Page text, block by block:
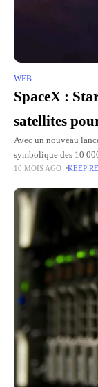
WEB
SpaceX :
satellites
Avec un nouveau
symbolique des 10
franchie avec le 132e
10 MOIS AGO KEEP